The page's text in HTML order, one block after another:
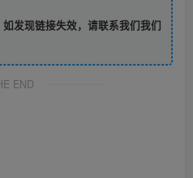
发现链接失效，请联系我们我们
END